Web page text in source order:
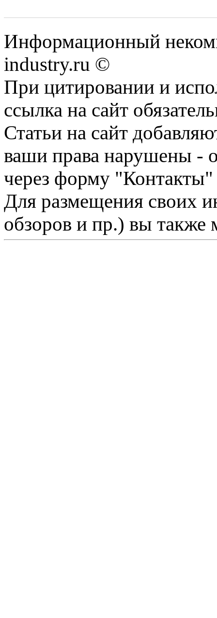
Информационный
industry.ru ©
При цитировании и
ссылка на сайт
Статьи на сайт
ваши права нарушены -
через форму "Контакты"
Для размещения своих
обзоров и пр.) вы также